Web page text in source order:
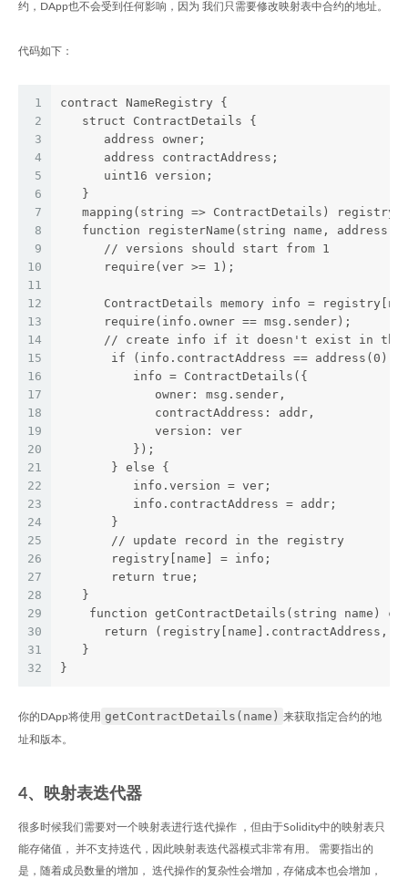
约，DApp也不会受到任何影响，因为 我们只需要修改映射表中合约的地址。
代码如下：
1
2
3
4
5
6
7
8
9
10
11
12
13
14
15
16
17
18
19
20
21
22
23
24
25
26
27
28
29
30
31
32
contract NameRegistry {
   struct ContractDetails {
      address owner;
      address contractAddress;
      uint16 version;
   }
   mapping(string => ContractDetails) registry;
function registerName(string name, address
      // versions should start from 1
      require(ver >= 1);
ContractDetails memory info =
      require(info.owner == msg.sender);
// create info if it doesn't exist in the
if (info.contractAddress == address(0))
          info = ContractDetails({
             owner: msg.sender,
             contractAddress: addr,
             version: ver
          });
       } else {
          info.version = ver;
          info.contractAddress = addr;
       }
       // update record in the registry
       registry[name] = info;
       return true;
   }
function getContractDetails(string name)
return (registry[name].contractAddress,
   }
}
你的DApp将使用 getContractDetails(name) 来获取指定合约的地
址和版本。
4、映射表迭代器
很多时候我们需要对一个映射表进行迭代操作 ，但由于Solidity中的映射表只
能存储值， 并不支持迭代，因此映射表迭代器模式非常有用。 需要指出的
是，随着成员数量的增加， 迭代操作的复杂性会增加，存储成本也会增加，